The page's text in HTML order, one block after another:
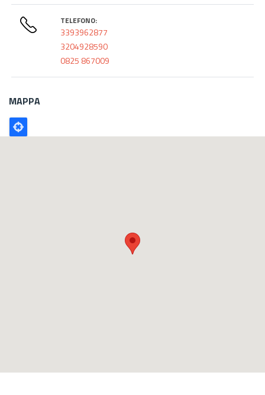
TELEFONO:
3393962877
3204928590
0825 867009
MAPPA
Poligono
GEO